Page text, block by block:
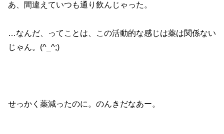
あ、間違えていつも通り飲んじゃった。
…なんだ、ってことは、この活動的な感じは薬は関係ない
じゃん。(^_^;)
せっかく薬減ったのに。のんきだなあー。